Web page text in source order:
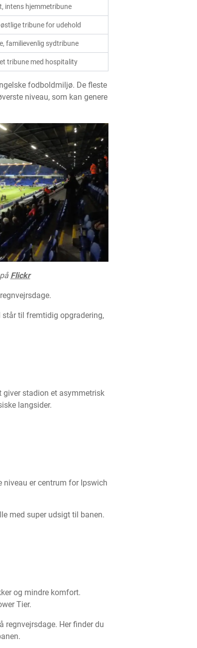
intens hjemmetribune
tribune for udehold
familievenlig sydtribune
tribune med hospitality
fodboldmiljø. De fleste
niveau, som kan genere
Flickr
står til fremtidig opgradering,
giver stadion et asymmetrisk
langsider.
niveau er centrum for Ipswich
med super udsigt til banen.
og mindre komfort.
Tier.
regnvejrsdage. Her finder du